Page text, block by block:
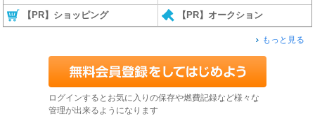
【PR】ショッピング 【PR】オークション
もっと見る
ログインするとお気に入りの保存や燃費記録など様々な
管理が出来るようになります